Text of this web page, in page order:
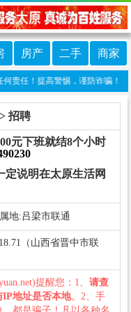
房产 二手 商家
任！提高警惕，谨防诈骗！做
招聘
元下班就结8个小时
定说明在太原生活网
地:吕梁市联通
（山西省晋中市联
提醒您：1、 请查
IP地址是否本地。2、手